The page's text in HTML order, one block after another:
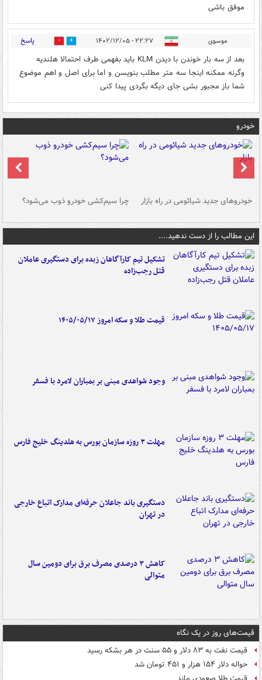
موفق باشی
موسوی ۲۲:۲۷ - ۱۴۰۲/۱۲/۰۵ 0 پاسخ
بعد از سه بار خوندن با دیدن KLM باید بفهمی طرف احتمالا هلندیه
وگرنه ممکنه اینجا سه متر مطلب بنویسن و اما برای اصل و اهم موضوع
شما باز مجبور بشی جای دیگه بگردی پیدا کنی
خودرو
خودروهای جدید شیائومی در راه بازار چرا سیم‌کشی خودرو ذوب می‌شود؟
این مطالب را از دست ندهید....
تشکیل تیم کارآگاهان زبده برای دستگیری عاملان
قتل رجب‌زاده
قیمت طلا و سکه امروز ۱۴۰۵/۰۵/۱۷
وجود شواهدی مبنی بر بمباران لامرد با فسفر
مهلت ۳ روزه سازمان بورس به هلدینگ خلیج فارس
دستگیری باند جاعلان حرفه‌ای مدارک اتباع خارجی
در تهران
کاهش ۳ درصدی مصرف برق برای دومین سال
متوالی
قیمت‌های روز در یک نگاه
قیمت نفت به ۸۳ دلار و ۵۵ سنت در هر بشکه رسید
حواله دلار ۱۵۴ هزار و ۴۵۱ تومان شد